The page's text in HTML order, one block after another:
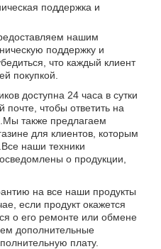
поддержка и
нашим
поддержку и
что каждый клиент
покупкой.
доступна 24 часа в сутки
чтобы ответить на
также предлагаем
для клиентов, которым
наши техники
о продукции,
на все наши продукты
если продукт окажется
о его ремонте или обмене
дополнительные
плату.